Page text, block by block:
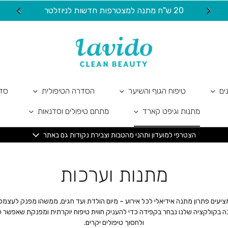
20 ש"ח מתנה למצטרפות חדשות לניוזלטר
טיפוח הגוף והשיער הסדרה הטיפולית
מתנות וגיפט קארד מתחם טיפולים וסדנאות
הצטרפי למועדון ותהני מהטבות וצבירת נקודות גם באתר
מתנות וערכות
פתרון מתנה אידיאלי לכל אירוע – מיום הולדת ועד חגים, ממשהו מפנק
בקולקציה שלנו נבחר בקפידה כדי להעניק חווית טיפוח יוקרתית ומפנקת
ולחסוך טיפולים יקרים.